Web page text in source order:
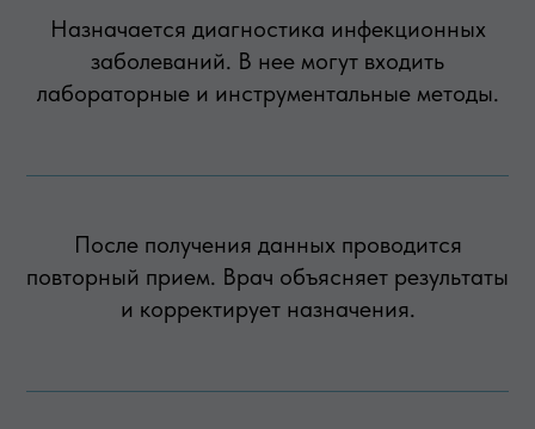
Назначается диагностика инфекционных
заболеваний. В нее могут входить
лабораторные и инструментальные методы.
После получения данных проводится
повторный прием. Врач объясняет результаты
и корректирует назначения.